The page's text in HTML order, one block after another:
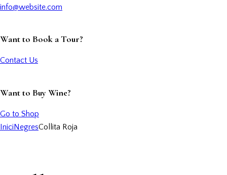
info@website.com
Want to Book a Tour?
Contact Us
Want to Buy Wine?
Go to Shop
IniciNegresCollita Roja